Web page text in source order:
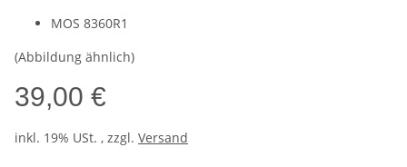
MOS 8360R1
(Abbildung ähnlich)
39,00 €
inkl. 19% USt. , zzgl. Versand